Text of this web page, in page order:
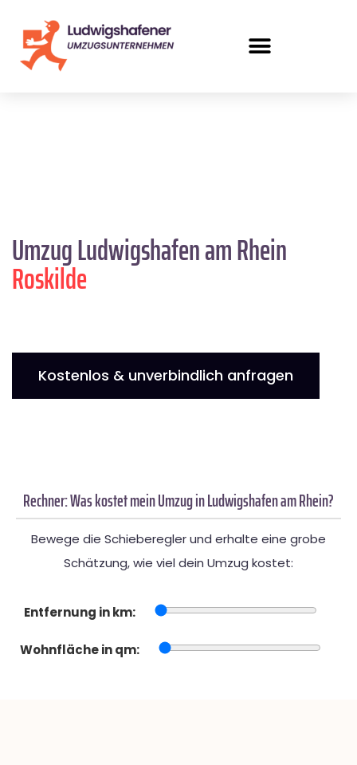
Umzug Ludwigshafen am Rhein
Roskilde
Kostenlos & unverbindlich anfragen
Rechner: Was kostet mein Umzug in Ludwigshafen am Rhein?
Bewege die Schieberegler und erhalte eine grobe
Schätzung, wie viel dein Umzug kostet:
Entfernung in km:
Wohnfläche in qm: